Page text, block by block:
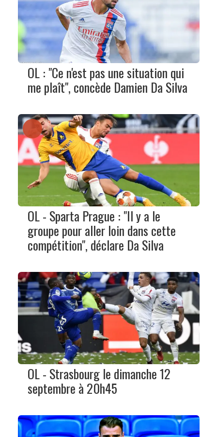
OL : "Ce n'est pas une situation qui
me plaît", concède Damien Da Silva
OL - Sparta Prague : "Il y a le
groupe pour aller loin dans cette
compétition", déclare Da Silva
OL - Strasbourg le dimanche 12
septembre à 20h45